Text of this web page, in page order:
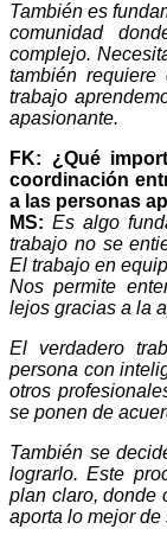
También es
comunidad
complejo.
también
trabajo
apasionante.
FK: ¿Qué
coordinación
a las personas
MS: Es algo
trabajo no se
El trabajo en
Nos permite
lejos gracias a la
El verdadero
persona con
otros
se ponen de
También se
lograrlo. Este
plan claro, donde
aporta lo mejor de